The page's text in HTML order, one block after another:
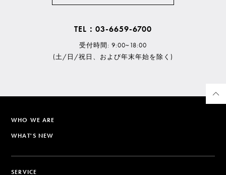
TEL：03-6659-6700
受付時間: 9:00~18:00
(土/日/祝日、および年末年始を除く)
WHO WE ARE
WHAT'S NEW
SERVICE